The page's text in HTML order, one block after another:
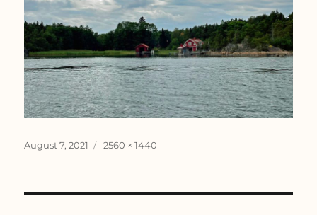
Veröffentlicht
August 7, 2021 Originalgröße
2560 × 1440